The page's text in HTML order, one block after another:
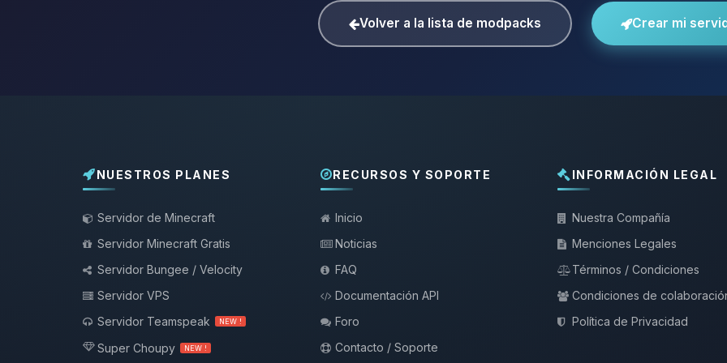
Volver a la lista de modpacks Crear mi
NUESTROS PLANES
Servidor de Minecraft
Servidor Minecraft Gratis
Servidor Bungee / Velocity
Servidor VPS
Servidor Teamspeak
NEW !
Super Choupy NEW !
RECURSOS Y SOPORTE
Inicio
Noticias
FAQ
Documentación API
Foro
Contacto / Soporte
INFORMACIÓN LEGAL
Nuestra Compañía
Menciones Legales
Términos / Condiciones
Condiciones de
Política de Privacidad